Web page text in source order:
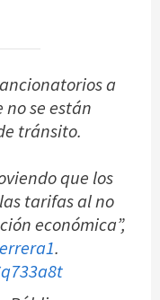
a
se están
tránsito.
que los
tarifas al no
económica”,
.